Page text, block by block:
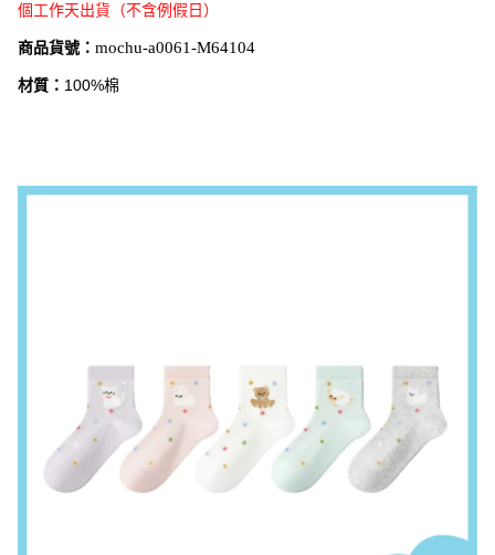
個工作天出貨（不含例假日）
商品貨號： mochu-a0061-M64104
材質： 100%棉